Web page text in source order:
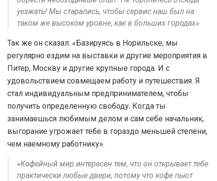
уезжать! Мы старались, чтобы сервис наш был на
таком же высоком уровне, как в больших городах».
Так же он сказал: «Базируясь в Норильске, мы
регулярно ездим на выставки и другие мероприятия в
Питер, Москву и другие крупные города. И с
удовольствием совмещаем работу и путешествия. Я
стал индивидуальным предпринимателем, чтобы
получить определенную свободу. Когда ты
занимаешься любимым делом и сам себе начальник,
выгорание угрожает тебе в гораздо меньшей степени,
чем наемному работнику».
«Кофейный мир интересен тем, что он открывает тебе
практически любые двери, потому что кофе пьют